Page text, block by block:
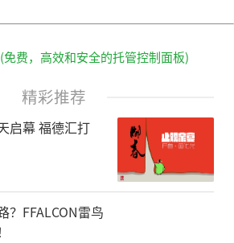
免费，高效和安全的托管控制面板)
精彩推荐
启幕 福德汇打
？FFALCON雷鸟